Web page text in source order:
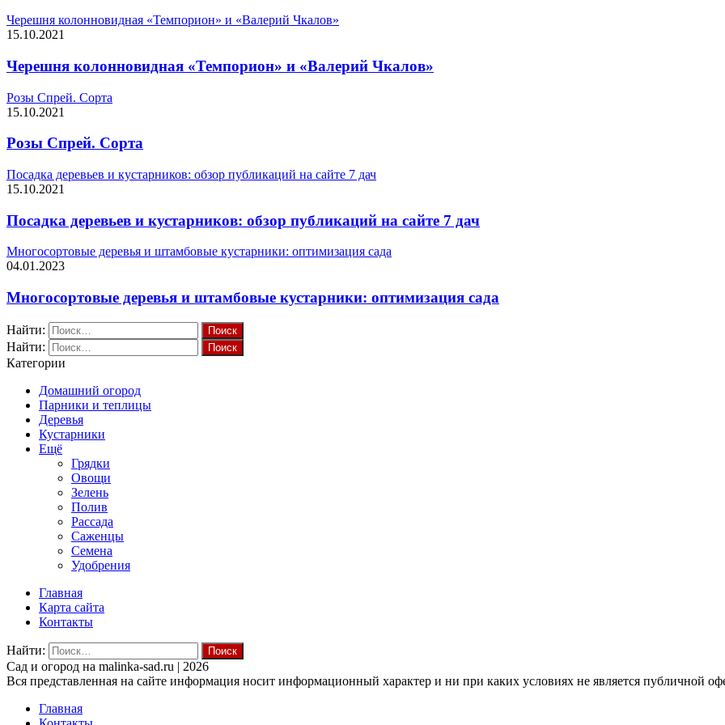
Черешня колонновидная «Темпорион» и «Валерий Чкалов»
15.10.2021
Черешня колонновидная «Темпорион» и «Валерий Чкалов»
Розы Спрей. Сорта
15.10.2021
Розы Спрей. Сорта
Посадка деревьев и кустарников: обзор публикаций на сайте 7 дач
15.10.2021
Посадка деревьев и кустарников: обзор публикаций на сайте 7 дач
Многосортовые деревья и штамбовые кустарники: оптимизация сада
04.01.2023
Многосортовые деревья и штамбовые кустарники: оптимизация сада
Найти:
Найти:
Категории
Домашний огород
Парники и теплицы
Деревья
Кустарники
Ещё
Грядки
Овощи
Зелень
Полив
Рассада
Саженцы
Семена
Удобрения
Главная
Карта сайта
Контакты
Найти:
Cад и огород на malinka-sad.ru | 2026
Вся представленная на сайте информация носит информационный характер и ни при каких условиях не является публичной
Главная